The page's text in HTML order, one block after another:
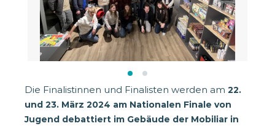
Die Finalistinnen und Finalisten werden am 22.
und 23. März 2024 am Nationalen Finale von
Jugend debattiert im Gebäude der Mobiliar in